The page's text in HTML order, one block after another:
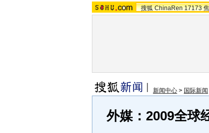
搜狐 ChinaRen 17173
新闻中心 > 国际新闻
外媒：2009全球